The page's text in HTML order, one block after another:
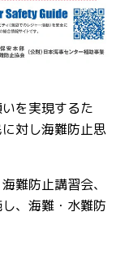
を実現するた
対し海難防止思
難防止講習会、
、海難・水難防